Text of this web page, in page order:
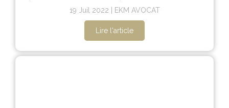
19 Juil 2022 EKM AVOCAT
Lire l'article